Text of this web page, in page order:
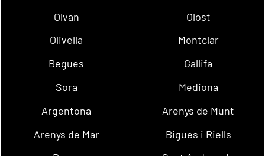
Olvan
Olost
Olivella
Montclar
Begues
Gallifa
Sora
Mediona
Argentona
Arenys de Munt
Arenys de Mar
Bigues i Riells